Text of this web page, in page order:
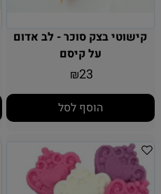
קישוטי בצק סוכר - לב אדום
על קיסם
₪23
הוסף לסל